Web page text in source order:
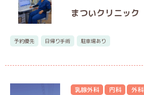
まついクリニック
予約優先 日帰り手術 駐車場あり
乳腺外科 内科 外科